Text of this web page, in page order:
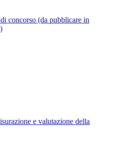
concorso (da pubblicare in
e valutazione della